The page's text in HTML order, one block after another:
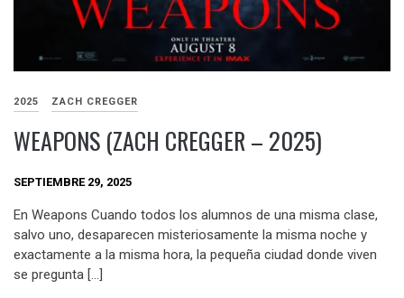
2025 ZACH CREGGER
WEAPONS (ZACH CREGGER – 2025)
SEPTIEMBRE 29, 2025
En Weapons Cuando todos los alumnos de una misma clase,
salvo uno, desaparecen misteriosamente la misma noche y
exactamente a la misma hora, la pequeña ciudad donde viven
se pregunta […]